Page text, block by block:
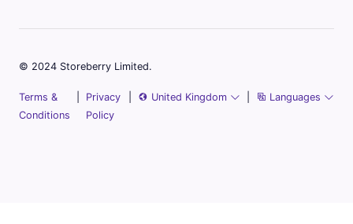
© 2024 Storeberry Limited.
Terms &
Conditions
Privacy
Policy
United Kingdom Languages